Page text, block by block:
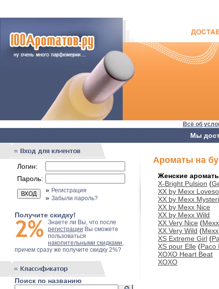
Всё об
Мы
Логин:
Пароль:
» Регистрация
» Забыли пароль?
Получите скидку!
Знаете ли Вы, что после
регистрации Вы сможете
пользоваться
накопительными скидками,
причем сразу же получите скидку 2%?
Поиск по названию
Ароматы на
Женские
X-Bright Pulsion (
XX by Mexx
XX by Mexx
XX by Mexx Nice
XX by Mexx Wild
XX Very Nice (Mexx
XX Very Wild (Mexx
XS Extreme Girl (
XS pour Elle (Paco
XOXO Heart Beat
XOXO